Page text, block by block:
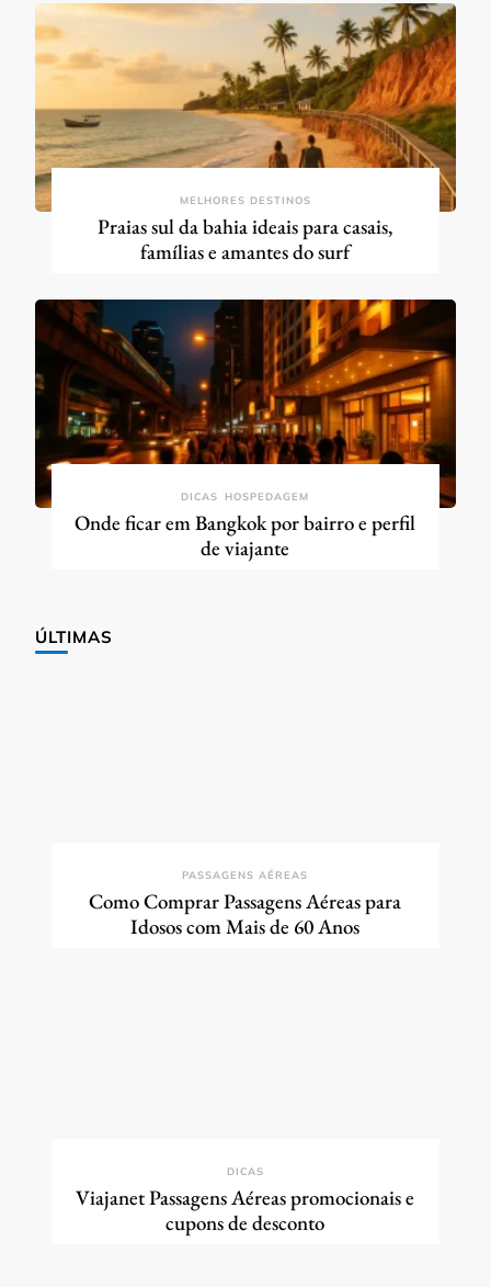
MELHORES DESTINOS
Praias sul da bahia ideais para casais,
famílias e amantes do surf
DICAS HOSPEDAGEM
Onde ficar em Bangkok por bairro e perfil
de viajante
ÚLTIMAS
PASSAGENS AÉREAS
Como Comprar Passagens Aéreas para
Idosos com Mais de 60 Anos
DICAS
Viajanet Passagens Aéreas promocionais e
cupons de desconto